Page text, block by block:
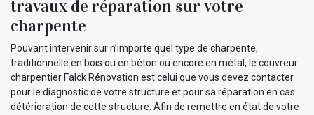
travaux de réparation sur votre
charpente
Pouvant intervenir sur n’importe quel type de charpente,
traditionnelle en bois ou en béton ou encore en métal, le couvreur
charpentier Falck Rénovation est celui que vous devez contacter
pour le diagnostic de votre structure et pour sa réparation en cas
détérioration de cette structure. Afin de remettre en état de votre